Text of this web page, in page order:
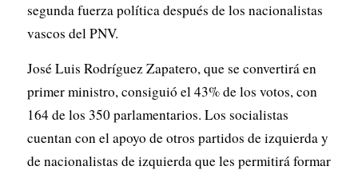
segunda fuerza política después de los nacionalistas
vascos del PNV.
José Luis Rodríguez Zapatero, que se convertirá en
primer ministro, consiguió el 43% de los votos, con
164 de los 350 parlamentarios. Los socialistas
cuentan con el apoyo de otros partidos de izquierda y
de nacionalistas de izquierda que les permitirá formar